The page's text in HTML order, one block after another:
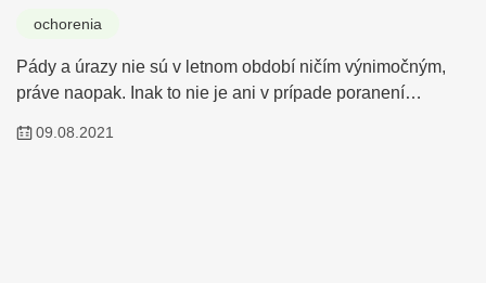
ochorenia
Pády a úrazy nie sú v letnom období ničím výnimočným,
práve naopak. Inak to nie je ani v prípade poranení…
09.08.2021